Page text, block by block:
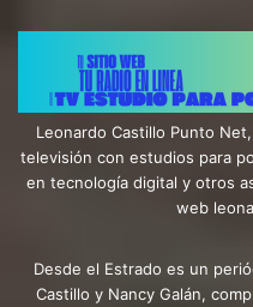
Leonardo Castillo Punto
televisión con estudios para
en tecnología digital y otros
web
Desde el Estrado es un
Castillo y Nancy Galán,